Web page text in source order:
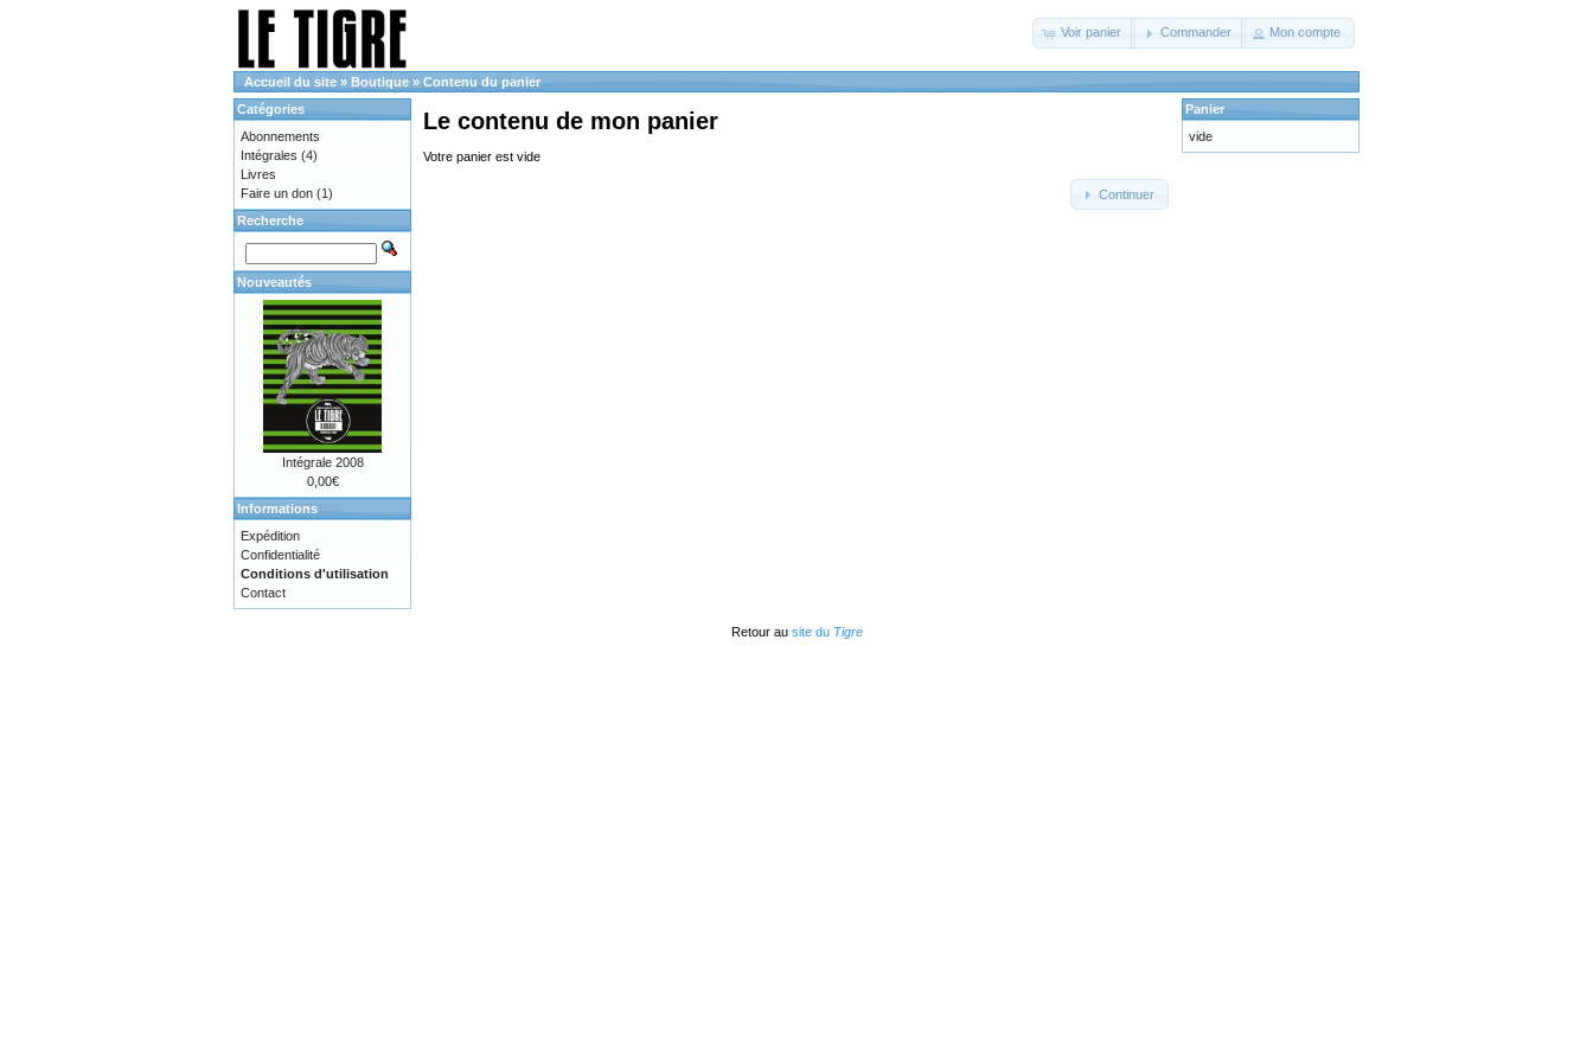
Voir panier Commander Mon compte
Accueil du site » Boutique » Contenu du panier
Le contenu de mon panier
Votre panier est vide
Continuer
Catégories
Abonnements
Intégrales (4)
Livres
Faire un don (1)
Recherche
Nouveautés
Intégrale 2008
0,00€
Informations
Expédition
Confidentialité
Conditions d'utilisation
Contact
Panier
vide
Retour au site du Tigre